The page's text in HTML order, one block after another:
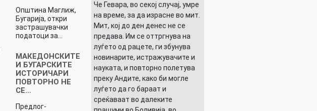
Општина Маглиж,
Бугарија, откри
застрашувачки
податоци за…
МАКЕДОНСКИТЕ
И БУГАРСКИТЕ
ИСТОРИЧАРИ
ПОВТОРНО НЕ
СЕ…
Предлог-
Че Гевара, во секој случај, умре
на време, за да израсне во мит.
Мит, кој до ден денес не се
предава. Им се оттргнува на
луѓето од рацете, ги збунува
новинарите, истражувачите и
науката, и повторно полетува
преку Андите, како би могле
луѓето да го бараат и
среќаваат во далеките